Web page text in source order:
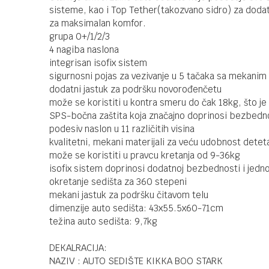
sisteme, kao i Top Tether(takozvano sidro) za
za maksimalan komfor.
grupa 0+/1/2/3
4 nagiba naslona
integrisan isofix sistem
sigurnosni pojas za vezivanje u 5 tačaka sa
dodatni jastuk za podršku novorođenčetu
može se koristiti u kontra smeru do čak 18kg, što
SPS-bočna zaštita koja značajno doprinosi
podesiv naslon u 11 različitih visina
kvalitetni, mekani materijali za veću udobnost
može se koristiti u pravcu kretanja od 9-36kg
isofix sistem doprinosi dodatnoj bezbednosti i
okretanje sedišta za 360 stepeni
mekani jastuk za podršku čitavom telu
dimenzije auto sedišta: 43x55.5x60-71cm
težina auto sedišta: 9,7kg
DEKALRACIJA:
NAZIV : AUTO SEDIŠTE KIKKA BOO STARK